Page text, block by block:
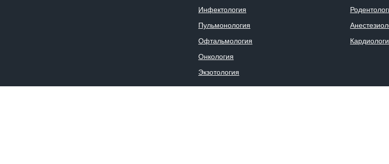
Инфектология
Пульмонология
Офтальмология
Онкология
Экзотология